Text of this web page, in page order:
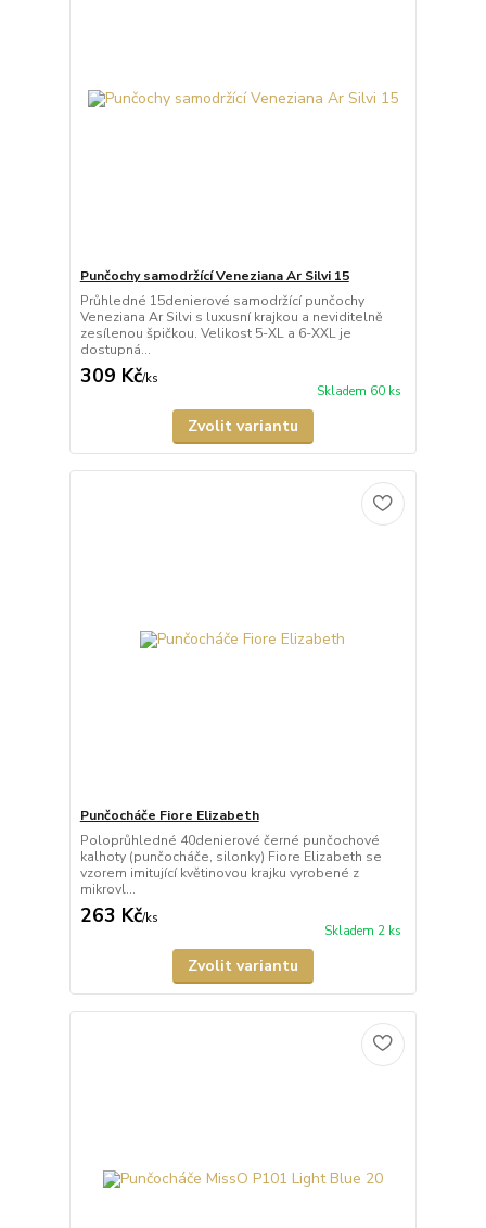
Punčochy samodržící Veneziana Ar Silvi 15
Průhledné 15denierové samodržící punčochy
Veneziana Ar Silvi s luxusní krajkou a neviditelně
zesílenou špičkou. Velikost 5-XL a 6-XXL je
dostupná...
309 Kč/ks
Skladem 60 ks
Zvolit variantu
Punčocháče Fiore Elizabeth
Poloprůhledné 40denierové černé punčochové
kalhoty (punčocháče, silonky) Fiore Elizabeth se
vzorem imitující květinovou krajku vyrobené z
mikrovl...
263 Kč/ks
Skladem 2 ks
Zvolit variantu